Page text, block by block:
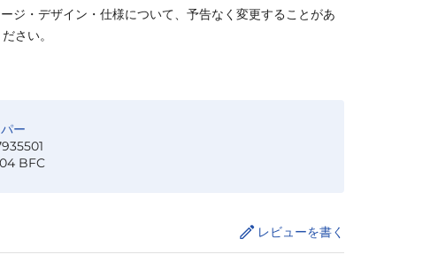
ジ・デザイン・仕様について、予告なく変更することがあ
さい。
ー
BFC
レビューを書く